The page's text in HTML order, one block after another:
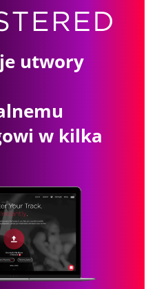
utwory
w kilka